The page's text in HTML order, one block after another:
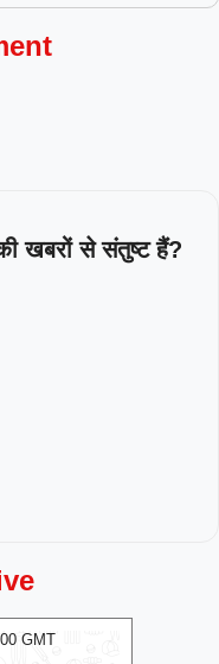
खबरों से संतुष्ट हैं?
GMT